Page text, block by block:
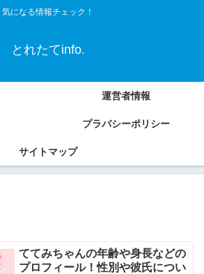
気になる情報チェック！
とれたてinfo.
運営者情報
プラバシーポリシー
サイトマップ
ててみちゃんの年齢や身長などの
プロフィール！性別や彼氏につい